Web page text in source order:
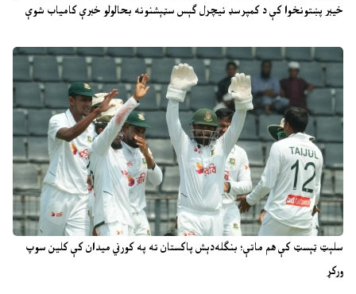
خیبر پښتونخوا کې د کمپرسډ نیچرل ګېس سټېشنونه بحالولو خبرې کامیاب شوې
سلېټ ټېسټ کې هم ماتې؛ بنګله‌دېش پاکستان ته په کورني میدان کې کلین سوپ
ورکړ